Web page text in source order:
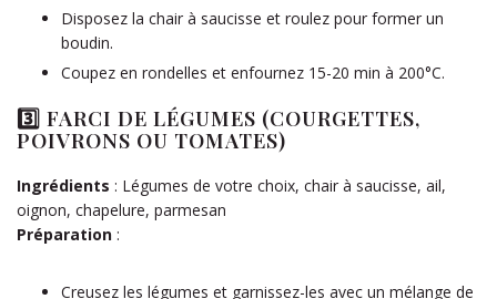
Disposez la chair à saucisse et roulez pour former un
boudin.
Coupez en rondelles et enfournez 15-20 min à 200°C.
3️⃣ FARCI DE LÉGUMES (COURGETTES,
POIVRONS OU TOMATES)
Ingrédients : Légumes de votre choix, chair à saucisse, ail,
oignon, chapelure, parmesan
Préparation :
Creusez les légumes et garnissez-les avec un mélange de